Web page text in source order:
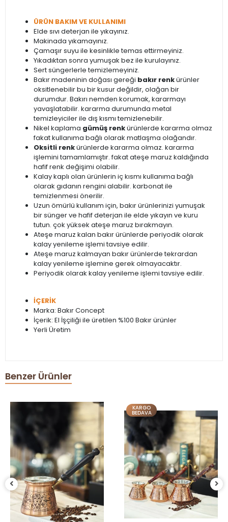
ÜRÜN BAKIM VE KULLANIMI
Elde sıvı deterjan ile yıkayınız.
Makinada yıkamayınız.
Çamaşır suyu ile kesinlikle temas ettirmeyiniz.
Yıkadıktan sonra yumuşak bez ile kurulayınız.
Sert süngerlerle temizlemeyiniz.
Bakır madeninin doğası gereği bakır renkürünler
oksitlenebilir bu bir kusur değildir, olağan bir
durumdur. Bakırı nemden korumak, kararmayı
yavaşlatabilir. kararma durumunda metal
temizleyiciler ile dış kısmı temizlenebilir.
Nikel kaplama gümüş renkürünlerde kararma olmaz
fakat kullanıma bağlı olarak matlaşma olağandır.
Oksitli renkürünlerde kararma olmaz. kararma
işlemini tamamlamıştır. fakat ateşe maruz kaldığında
hafif renk değişimi olabilir.
Kalay kaplı olan ürünlerin iç kısmı kullanıma bağlı
olarak gıdanın rengini alabilir. karbonat ile
temizlenmesi önerilir.
Uzun ömürlü kullanım için, bakır ürünlerinizi yumuşak
bir sünger ve hafif deterjan ile elde yıkayın ve kuru
tutun. çok yüksek ateşe maruz bırakmayın.
Ateşe maruz kalan bakır ürünlerde periyodik olarak
kalay yenileme işlemi tavsiye edilir.
Ateşe maruz kalmayan bakır ürünlerde tekrardan
kalay yenileme işlemine gerek olmayacaktır.
Periyodik olarak kalay yenileme işlemi tavsiye edilir.
İÇERİK
Marka: Bakır Concept
İçerik: El İşçiliği ile üretilen %100 Bakır ürünler
Yerli Üretim
Benzer Ürünler
KARGO
BEDAVA